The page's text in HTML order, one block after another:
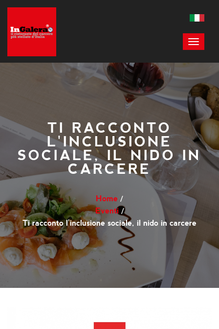
TI RACCONTO
L'INCLUSIONE
SOCIALE, IL NIDO IN
CARCERE
Home
Eventi
Ti racconto l'inclusione sociale, il nido in carcere